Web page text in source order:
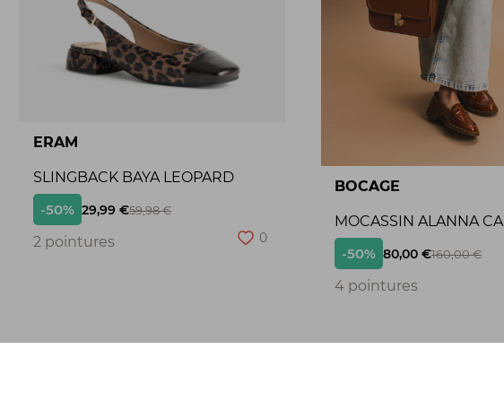
ERAM
SLINGBACK BAYA LEOPARD
-50% 29,99 €59,98 €
2 pointures 0
BOCAGE
MOCASSIN ALANNA
-50% 80,00 €160,00 €
4 pointures